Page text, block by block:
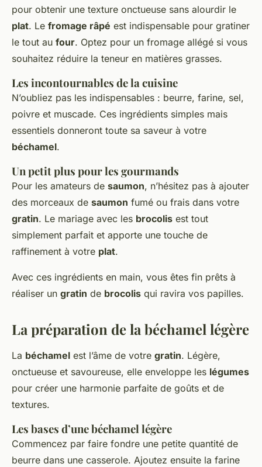
pour obtenir une texture onctueuse sans alourdir le
plat. Le fromage râpé est indispensable pour gratiner
le tout au four. Optez pour un fromage allégé si vous
souhaitez réduire la teneur en matières grasses.
Les incontournables de la cuisine
N’oubliez pas les indispensables : beurre, farine, sel,
poivre et muscade. Ces ingrédients simples mais
essentiels donneront toute sa saveur à votre
béchamel.
Un petit plus pour les gourmands
Pour les amateurs de saumon, n’hésitez pas à ajouter
des morceaux de saumon fumé ou frais dans votre
gratin. Le mariage avec les brocolis est tout
simplement parfait et apporte une touche de
raffinement à votre plat.
Avec ces ingrédients en main, vous êtes fin prêts à
réaliser un gratin de brocolis qui ravira vos papilles.
La préparation de la béchamel légère
La béchamel est l’âme de votre gratin. Légère,
onctueuse et savoureuse, elle enveloppe les légumes
pour créer une harmonie parfaite de goûts et de
textures.
Les bases d’une béchamel légère
Commencez par faire fondre une petite quantité de
beurre dans une casserole. Ajoutez ensuite la farine